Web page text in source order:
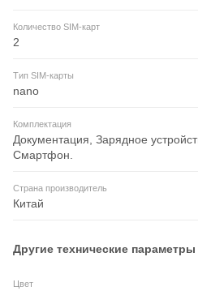
Количество SIM-карт
2
Тип SIM-карты
nano
Комплектация
Документация, Зарядное
Смартфон.
Страна производитель
Китай
Другие технические параметры
Цвет